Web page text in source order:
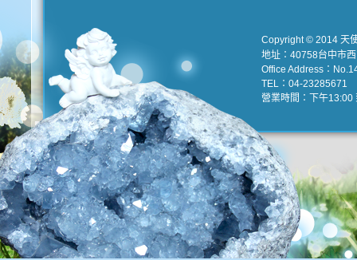
Copyright © 2014 天
地址：40758台中市
Office Address：
TEL：04-23285671
營業時間：下午13:00